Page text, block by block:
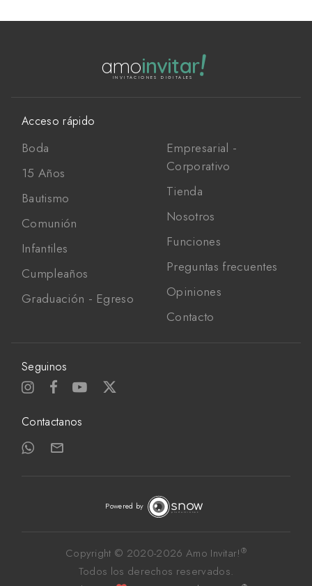
amoinvitar!
INVITACIONES DIGITALES
Acceso rápido
Boda
15 Años
Bautismo
Comunión
Infantiles
Cumpleaños
Graduación - Egreso
Empresarial -
Corporativo
Tienda
Nosotros
Funciones
Preguntas frecuentes
Opiniones
Contacto
Seguinos
Contactanos
Powered by
Copyright © 2020-2026 Amo Invitar!®
Todos los derechos reservados.